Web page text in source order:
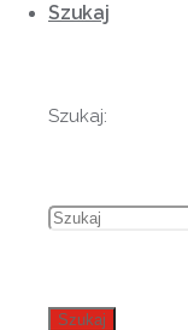
Szukaj
Szukaj:
Szukaj